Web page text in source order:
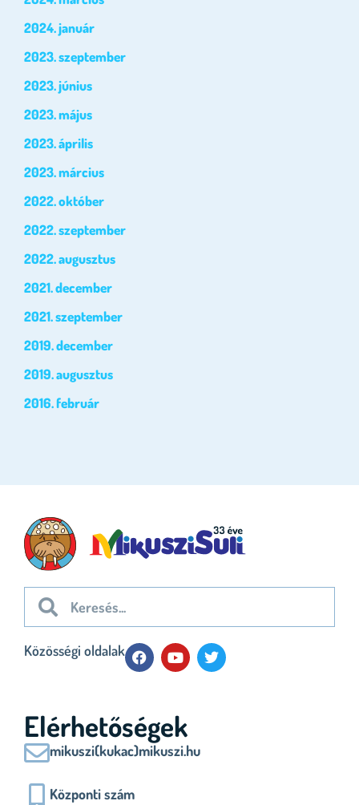
2024. január
2023. szeptember
2023. június
2023. május
2023. április
2023. március
2022. október
2022. szeptember
2022. augusztus
2021. december
2021. szeptember
2019. december
2019. augusztus
2016. február
Közösségi oldalak
Elérhetőségek
mikuszi(kukac)mikuszi.hu
Központi szám